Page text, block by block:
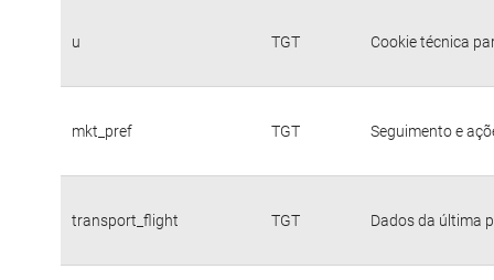
u TGT Cookie técnica
mkt_pref TGT Seguimento e
transport_flight TGT Dados da última